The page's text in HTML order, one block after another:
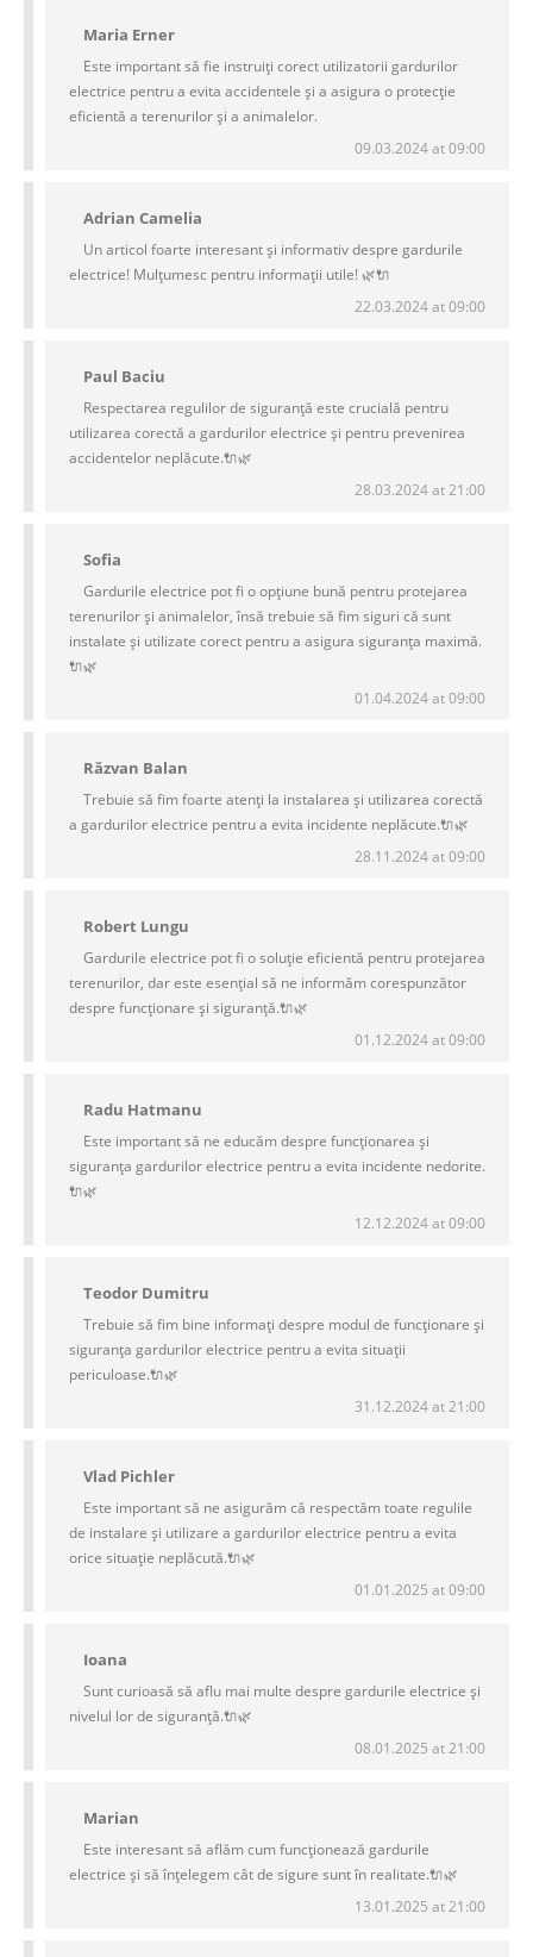
Maria Erner
Este important să fie instruiți corect utilizatorii gardurilor
electrice pentru a evita accidentele și a asigura o protecție
eficientă a terenurilor și a animalelor.
09.03.2024 at 09:00
Adrian Camelia
Un articol foarte interesant și informativ despre gardurile
electrice! Mulțumesc pentru informații utile! 🌿🔌
22.03.2024 at 09:00
Paul Baciu
Respectarea regulilor de siguranță este crucială pentru
utilizarea corectă a gardurilor electrice și pentru prevenirea
accidentelor neplăcute.🔌🌿
28.03.2024 at 21:00
Sofia
Gardurile electrice pot fi o opțiune bună pentru protejarea
terenurilor și animalelor, însă trebuie să fim siguri că sunt
instalate și utilizate corect pentru a asigura siguranța maximă.
🔌🌿
01.04.2024 at 09:00
Răzvan Balan
Trebuie să fim foarte atenți la instalarea și utilizarea corectă
a gardurilor electrice pentru a evita incidente neplăcute.🔌🌿
28.11.2024 at 09:00
Robert Lungu
Gardurile electrice pot fi o soluție eficientă pentru protejarea
terenurilor, dar este esențial să ne informăm corespunzător
despre funcționare și siguranță.🔌🌿
01.12.2024 at 09:00
Radu Hatmanu
Este important să ne educăm despre funcționarea și
siguranța gardurilor electrice pentru a evita incidente nedorite.
🔌🌿
12.12.2024 at 09:00
Teodor Dumitru
Trebuie să fim bine informați despre modul de funcționare și
siguranța gardurilor electrice pentru a evita situații
periculoase.🔌🌿
31.12.2024 at 21:00
Vlad Pichler
Este important să ne asigurăm că respectăm toate regulile
de instalare și utilizare a gardurilor electrice pentru a evita
orice situație neplăcută.🔌🌿
01.01.2025 at 09:00
Ioana
Sunt curioasă să aflu mai multe despre gardurile electrice și
nivelul lor de siguranță.🔌🌿
08.01.2025 at 21:00
Marian
Este interesant să aflăm cum funcționează gardurile
electrice și să înțelegem cât de sigure sunt în realitate.🔌🌿
13.01.2025 at 21:00